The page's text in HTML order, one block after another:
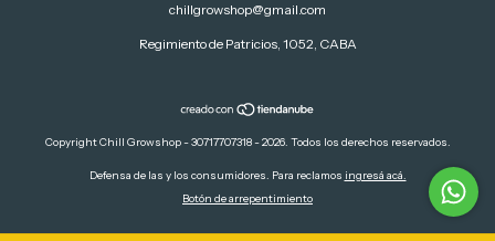
chillgrowshop@gmail.com
Regimiento de Patricios, 1052, CABA
Copyright Chill Growshop - 30717707318 - 2026. Todos los derechos reservados.
Defensa de las y los consumidores. Para reclamos ingresá acá.
Botón de arrepentimiento